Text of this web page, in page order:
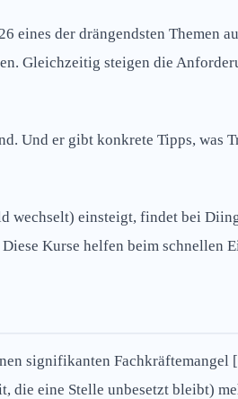
der drängendsten Themen
Gleichzeitig steigen die
Und er gibt konkrete Tipps, was
wechselt) einsteigt, findet bei
Diese Kurse helfen beim schnellen
signifikanten Fachkräftemangel
eine Stelle unbesetzt bleibt)